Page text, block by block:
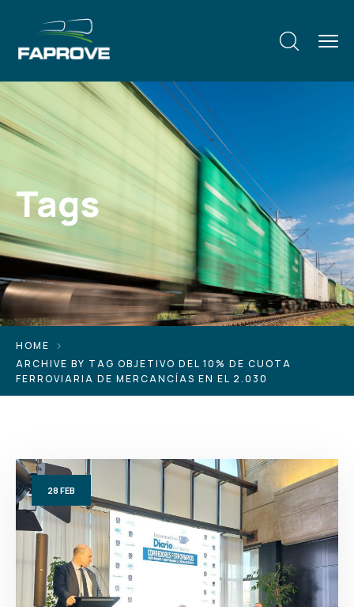
Tags
HOME
ARCHIVE BY TAG OBJETIVO DEL 10% DE CUOTA
FERROVIARIA DE MERCANCÍAS EN EL 2.030
28 FEB